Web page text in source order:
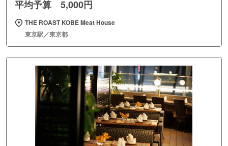
平均予算 5,000円
THE ROAST KOBE Meat House
東京駅／東京都